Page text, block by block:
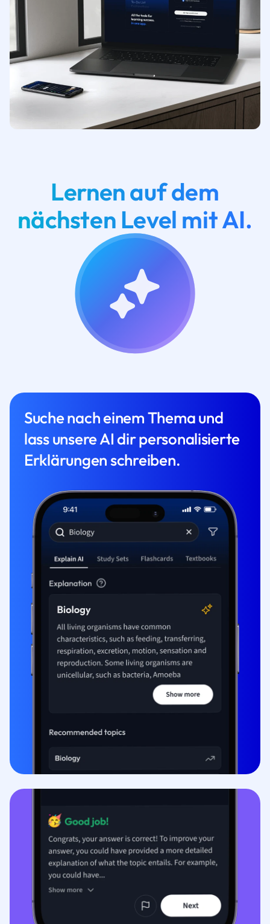
Lernen auf dem
nächsten Level mit AI.
Suche nach einem Thema und
lass unsere AI dir personalisierte
Erklärungen schreiben.